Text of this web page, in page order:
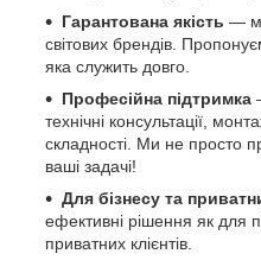
Гарантована якість —
світових брендів.
яка служить довго.
Професійна підтримка
технічні консультації,
складності. Ми не просто
ваші задачі!
Для бізнесу та
ефективні рішення як для
приватних клієнтів.